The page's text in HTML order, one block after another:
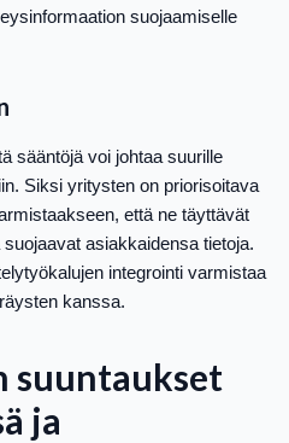
suojaamiselle
sääntöjä voi johtaa suurille
Siksi yritysten on priorisoitava
että ne täyttävät
asiakkaidensa tietoja.
integrointi varmistaa
kanssa.
suuntaukset
ja